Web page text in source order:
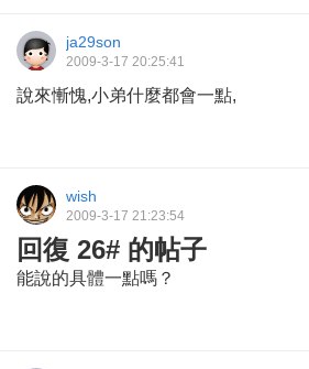
ja29son
2009-3-17 20:25:41
說來慚愧,小弟什麼都會一點,
wish
2009-3-17 21:23:54
回復 26# 的帖子
能說的具體一點嗎？